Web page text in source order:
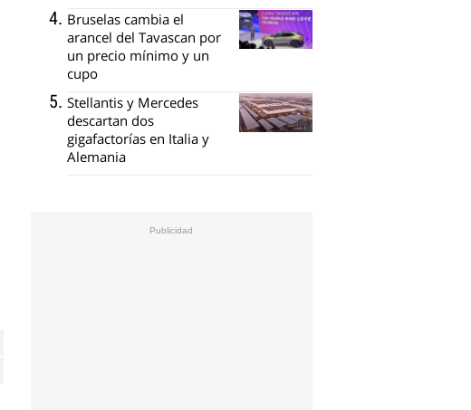
Bruselas cambia el
arancel del Tavascan por
un precio mínimo y un
cupo
Stellantis y Mercedes
descartan dos
gigafactorías en Italia y
Alemania